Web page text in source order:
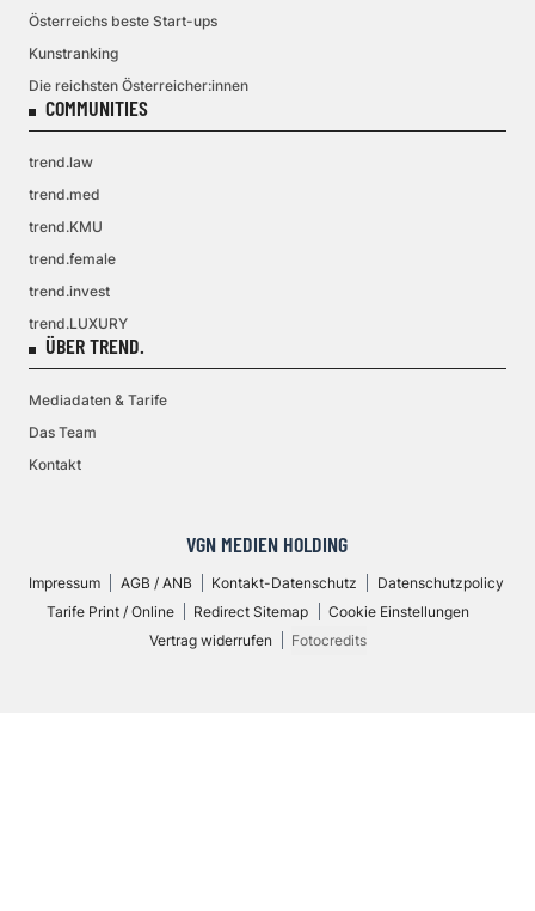
Österreichs beste Start-ups
Kunstranking
Die reichsten Österreicher:innen
COMMUNITIES
trend.law
trend.med
trend.KMU
trend.female
trend.invest
trend.LUXURY
ÜBER TREND.
Mediadaten & Tarife
Das Team
Kontakt
VGN MEDIEN HOLDING
Impressum AGB / ANB Kontakt-Datenschutz
Datenschutzpolicy
Tarife Print / Online
Redirect Sitemap
Cookie Einstellungen
Vertrag widerrufen
Fotocredits